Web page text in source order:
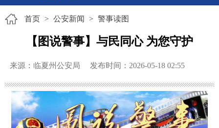
首页 > 公安新闻 > 警事读图
【图说警事】与民同心 为您守护
来源：临夏州公安局 发布时间：2026-05-18 02:55